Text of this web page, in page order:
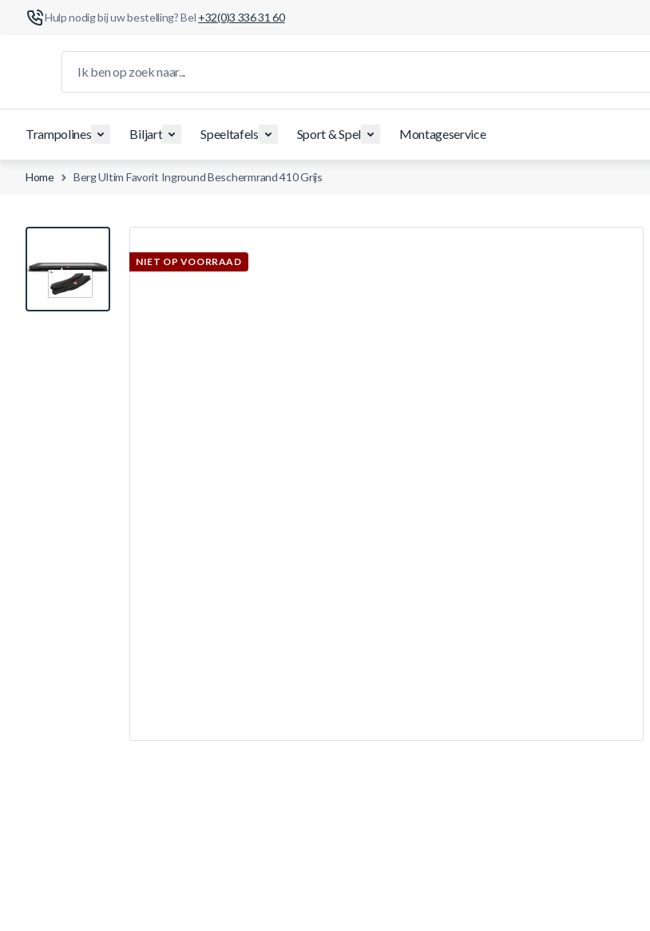
Hulp nodig bij uw bestelling? Bel +32(0)3 336 31 60
Trampolines Biljart Speeltafels Sport & Spel Montageservice
Home Berg Ultim Favorit Inground Beschermrand 410 Grijs
NIET OP VOORRAAD
View larger image